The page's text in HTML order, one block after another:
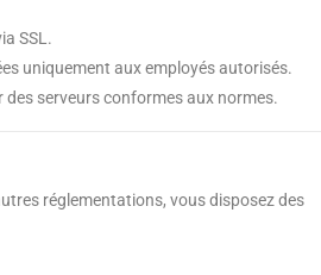
SSL.
uniquement aux employés autorisés.
des serveurs conformes aux normes.
réglementations, vous disposez des